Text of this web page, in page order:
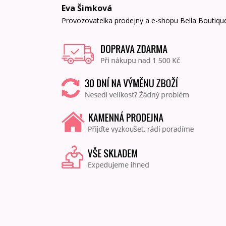
Eva Šimková
Provozovatelka prodejny a e-shopu Bella